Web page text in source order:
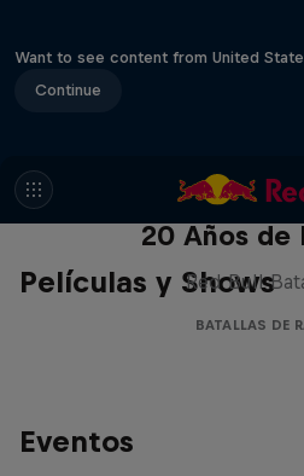
Want to see content from United
Continue
Películas y Shows
Red Bull Batalla
20 Años de
Red Bull
BATALLAS DE
Eventos